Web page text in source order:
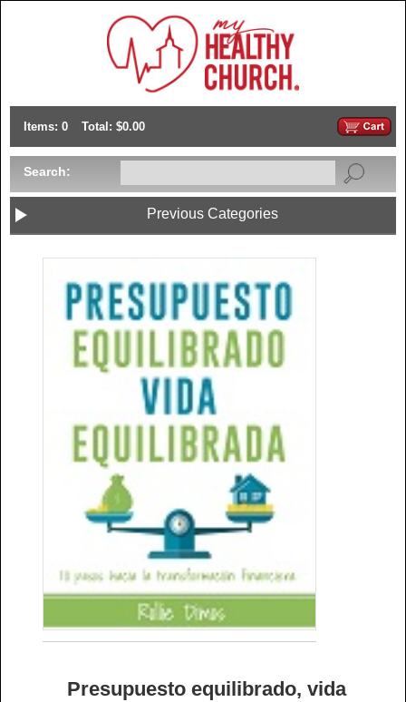
Items: 0 Total: $0.00
Search:
Previous Categories
Presupuesto equilibrado, vida